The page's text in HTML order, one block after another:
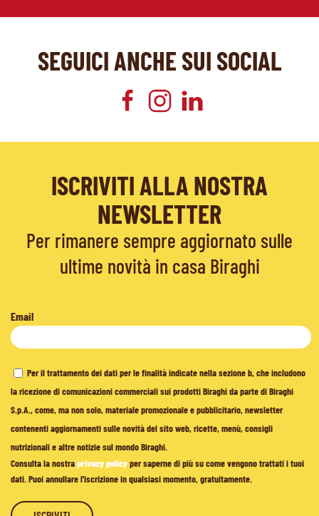
SEGUICI ANCHE SUI SOCIAL
ISCRIVITI ALLA NOSTRA
NEWSLETTER
Per rimanere sempre aggiornato sulle
ultime novità in casa Biraghi
Email
Per il trattamento dei dati per le finalità indicate nella sezione b, che includono
la ricezione di comunicazioni commerciali sui prodotti Biraghi da parte di Biraghi
S.p.A., come, ma non solo, materiale promozionale e pubblicitario, newsletter
contenenti aggiornamenti sulle novità del sito web, ricette, menù, consigli
nutrizionali e altre notizie sul mondo Biraghi.
Consulta la nostraprivacy policyper saperne di più su come vengono trattati i tuoi
dati. Puoi annullare l'iscrizione in qualsiasi momento, gratuitamente.